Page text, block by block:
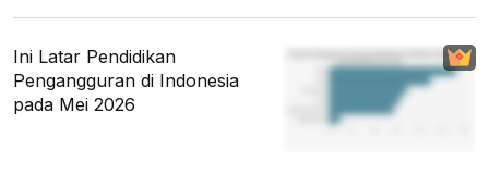
Ini Latar Pendidikan
Pengangguran di Indonesia
pada Mei 2026